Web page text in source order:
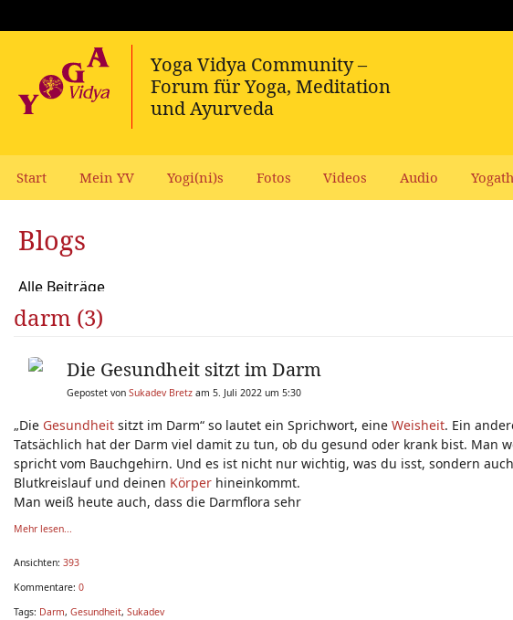
Start Mein YV Yogi(ni)s Fotos Videos Audio
Blogs
Alle Beiträge
darm (3)
Die Gesundheit sitzt im Darm
Gepostet von Sukadev Bretz am 5. Juli 2022 um 5:30
„Die Gesundheit sitzt im Darm“ so lautet ein Sprichwort, eine Weisheit. Ein
Tatsächlich hat der Darm viel damit zu tun, ob du gesund oder krank bist. Man
spricht vom Bauchgehirn. Und es ist nicht nur wichtig, was du isst, sondern
Blutkreislauf und deinen Körper hineinkommt.
Man weiß heute auch, dass die Darmflora sehr
Mehr lesen...
Ansichten: 393
Kommentare: 0
Tags: Darm, Gesundheit, Sukadev